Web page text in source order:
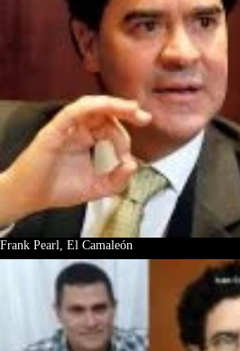
Frank Pearl, El Camaleón